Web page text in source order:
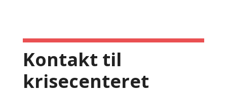
Kontakt til
krisecenteret